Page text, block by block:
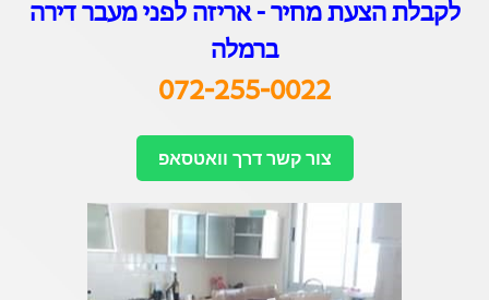
לקבלת הצעת מחיר - אריזה לפני מעבר דירה
ברמלה
072-255-0022
צור קשר דרך וואטסאפ